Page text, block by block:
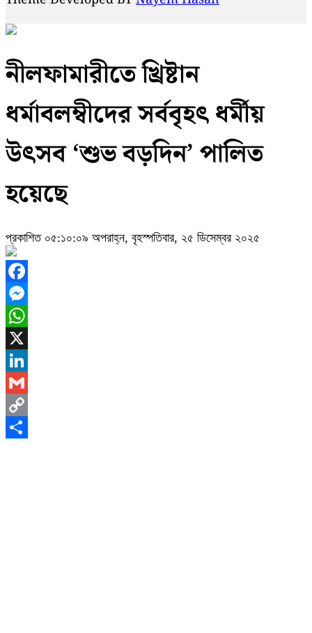
নীলফামারীতে খ্রিষ্টান
ধর্মাবলম্বীদের সর্ববৃহৎ ধর্মীয়
উৎসব ‘শুভ বড়দিন’ পালিত
হয়েছে
প্রকাশিত ০৫:১০:০৯ অপরাহ্ন, বৃহস্পতিবার, ২৫ ডিসেম্বর ২০২৫
Facebook
Messenger
WhatsApp
X
LinkedIn
Gmail
Copy